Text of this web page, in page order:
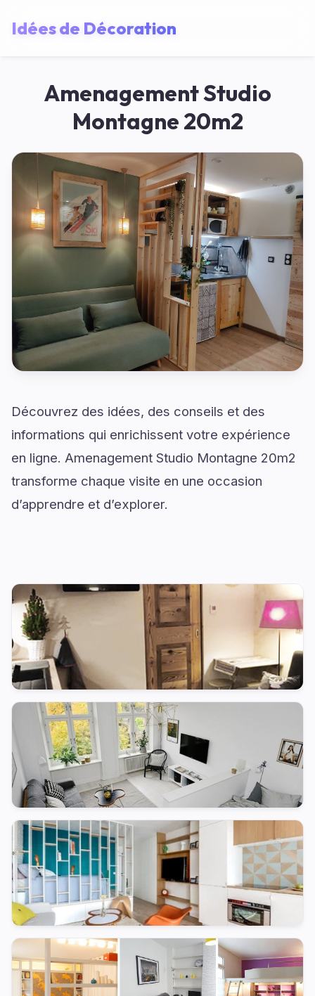
Idées de Décoration
Amenagement Studio
Montagne 20m2
Découvrez des idées, des conseils et des
informations qui enrichissent votre expérience
en ligne. Amenagement Studio Montagne 20m2
transforme chaque visite en une occasion
d’apprendre et d’explorer.